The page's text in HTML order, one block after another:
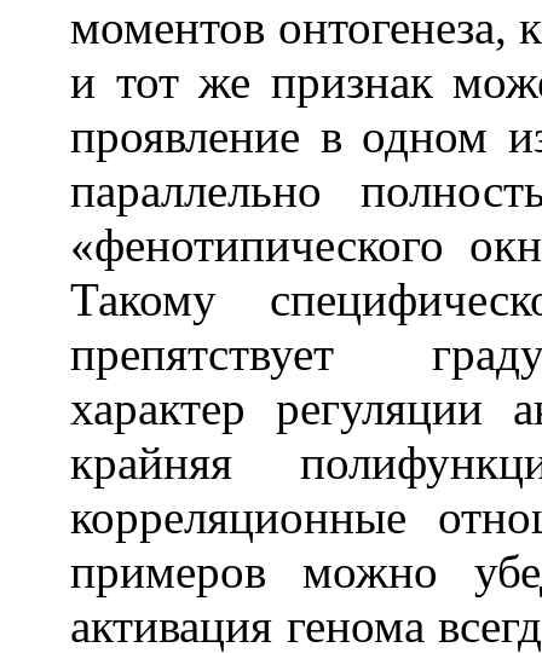
моментов онтогенеза,
и тот же признак
проявление в одном
параллельно
«фенотипического
Такому
препятствует
характер регуляции
крайняя
корреляционные
примеров можно
активация генома